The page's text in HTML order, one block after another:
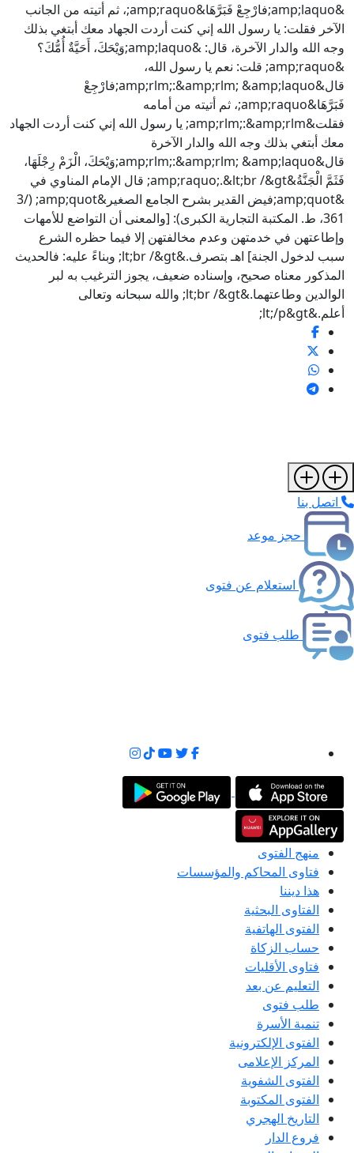
&amp;laquo;فارْجِعْ فَبَرَّهَا&amp;raquo;، ثم أتيته من الجانب
الآخر فقلت: يا رسول الله إني كنت أردت الجهاد معك أبتغي بذلك
وجه الله والدار الآخرة، قال: &amp;laquo;وَيْحَكَ، أَحَيَّةٌ أُمُّكَ؟
&amp;raquo; قلت: نعم يا رسول الله،
قال&amp;rlm;:&amp;rlm; &amp;laquo;فارْجِعْ
فَبَرَّهَا&amp;raquo;، ثم أتيته من أمامه
فقلت&amp;rlm;:&amp;rlm; يا رسول الله إني كنت أردت الجهاد
معك أبتغي بذلك وجه الله والدار الآخرة
قال&amp;rlm;:&amp;rlm; &amp;laquo;وَيْحَكَ، الْزَمْ رِجْلَهَا،
فَثَمَّ الْجَنَّةُ&amp;raquo;.&lt;br /&gt; قال الإمام المناوي في
&amp;quot;فيض القدير بشرح الجامع الصغير&amp;quot; (3/
361، ط. المكتبة التجارية الكبرى): [والمعنى أن التواضع للأمهات
وإطاعتهن في خدمتهن وعدم مخالفتهن إلا فيما حظره الشرع
سبب لدخول الجنة] اهـ بتصرف.&lt;br /&gt; وبناءً عليه: فالحديث
المذكور معناه صحيح، وإسناده ضعيف، يجوز الترغيب به لبر
الوالدين وطاعتهما.&lt;br /&gt; والله سبحانه وتعالى
أعلم.&lt;/p&gt;
اتصل بنا
حجز موعد
استعلام عن فتوى
طلب فتوى
منهج الفتوى
فتاوى المحاكم والمؤسسات
هذا ديننا
الفتاوى البحثية
الفتوى الهاتفية
حساب الزكاة
فتاوى الأقليات
التعليم عن بعد
طلب فتوى
تنمية الأسرة
الفتوى الإلكترونية
المركز الإعلامى
الفتوى الشفوية
الفتوى المكتوبة
التاريخ الهجري
فروع الدار